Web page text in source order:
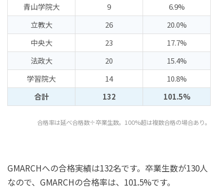
青山学院大
9
6.9%
立教大
26
20.0%
中央大
23
17.7%
法政大
20
15.4%
学習院大
14
10.8%
合計
132 101.5%
合格率は延べ合格数÷卒業生数。100%超は複数合格の場合あり。
GMARCHへの合格実績は132名です。卒業生数が130人
なので、GMARCHの合格率は、101.5%です。